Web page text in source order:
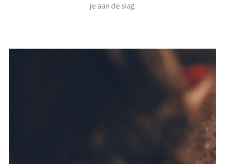
je aan de slag.